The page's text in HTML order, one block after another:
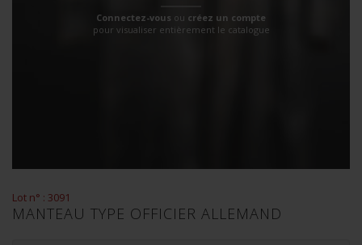
Connectez-vous ou créez un compte
pour visualiser entièrement le catalogue
Lot n° : 3091
MANTEAU TYPE OFFICIER ALLEMAND